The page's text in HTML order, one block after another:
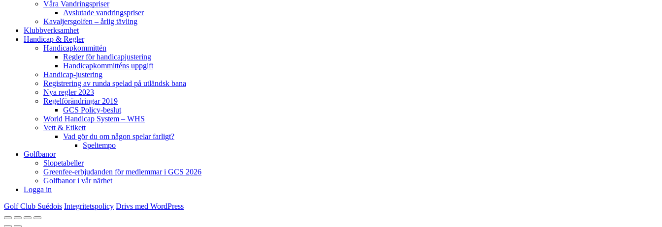
Våra Vandringspriser
Avslutade vandringspriser
Kavaljersgolfen – årlig tävling
Klubbverksamhet
Handicap & Regler
Handicapkommittén
Regler för handicapjustering
Handicapkommitténs uppgift
Handicap-justering
Registrering av runda spelad på utländsk bana
Nya regler 2023
Regelförändringar 2019
GCS Policy-beslut
World Handicap System – WHS
Vett & Etikett
Vad gör du om någon spelar farligt?
Speltempo
Golfbanor
Slopetabeller
Greenfee-erbjudanden för medlemmar i GCS 2026
Golfbanor i vår närhet
Logga in
Golf Club Suédois Integritetspolicy Drivs med WordPress